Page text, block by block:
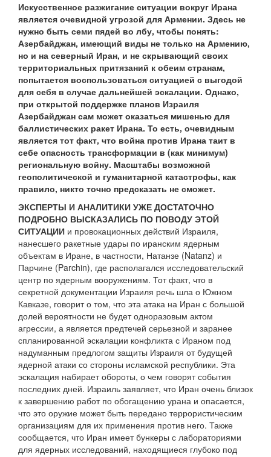
Искусственное разжигание ситуации вокруг Ирана
является очевидной угрозой для Армении. Здесь не
нужно быть семи пядей во лбу, чтобы понять:
Азербайджан, имеющий виды не только на Армению,
но и на северный Иран, и не скрывающий своих
территориальных притязаний к обеим странам,
попытается воспользоваться ситуацией с выгодой
для себя в случае дальнейшей эскалации. Однако,
при открытой поддержке планов Израиля
Азербайджан сам может оказаться мишенью для
баллистических ракет Ирана. То есть, очевидным
является тот факт, что война против Ирана таит в
себе опасность трансформации в (как минимум)
региональную войну. Масштабы возможной
геополитической и гуманитарной катастрофы, как
правило, никто точно предсказать не сможет.
ЭКСПЕРТЫ И АНАЛИТИКИ УЖЕ ДОСТАТОЧНО
ПОДРОБНО ВЫСКАЗАЛИСЬ ПО ПОВОДУ ЭТОЙ
СИТУАЦИИ и провокационных действий Израиля,
нанесшего ракетные удары по иранским ядерным
объектам в Иране, в частности, Натанзе (Natanz) и
Парчине (Parchin), где располагался исследовательский
центр по ядерным вооружениям. Тот факт, что в
секретной документации Израиля речь шла о Южном
Кавказе, говорит о том, что эта атака на Иран с большой
долей вероятности не будет одноразовым актом
агрессии, а является предтечей серьезной и заранее
спланированной эскалации конфликта с Ираном под
надуманным предлогом защиты Израиля от будущей
ядерной атаки со стороны исламской республики. Эта
эскалация набирает обороты, о чем говорят события
последних дней. Израиль заявляет, что Иран очень близок
к завершению работ по обогащению урана и опасается,
что это оружие может быть передано террористическим
организациям для их применения против него. Также
сообщается, что Иран имеет бункеры с лабораториями
для ядерных исследований, находящиеся глубоко под